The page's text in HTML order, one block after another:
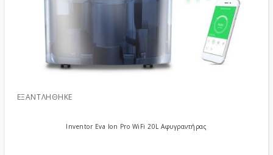
ΕΞΑΝΤΛΉΘΗΚΕ
Inventor Eva Ion Pro WiFi 20L Αφυγραντήρας